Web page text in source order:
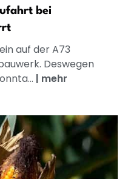
bei
auf der A73
Deswegen
| mehr